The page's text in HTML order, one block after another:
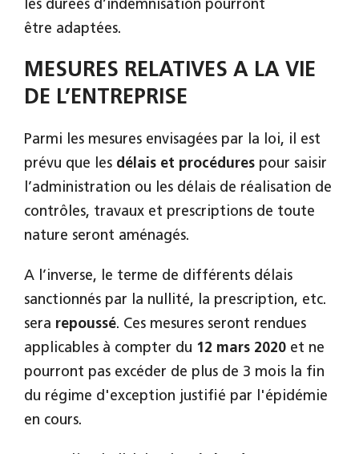
les durées d’indemnisation pourront
être adaptées.
MESURES RELATIVES A LA VIE
DE L’ENTREPRISE
Parmi les mesures envisagées par la loi, il est
prévu que les délais et procédures pour saisir
l’administration ou les délais de réalisation de
contrôles, travaux et prescriptions de toute
nature seront aménagés.
A l’inverse, le terme de différents délais
sanctionnés par la nullité, la prescription, etc.
sera repoussé. Ces mesures seront rendues
applicables à compter du 12 mars 2020 et ne
pourront pas excéder de plus de 3 mois la fin
du régime d'exception justifié par l'épidémie
en cours.